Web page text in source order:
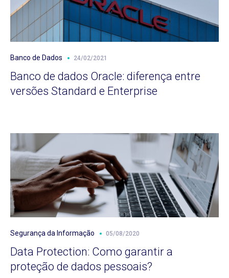
Banco de Dados 24/02/2021
Banco de dados Oracle: diferença entre
versões Standard e Enterprise
Segurança da Informação 05/08/2020
Data Protection: Como garantir a
proteção de dados pessoais?